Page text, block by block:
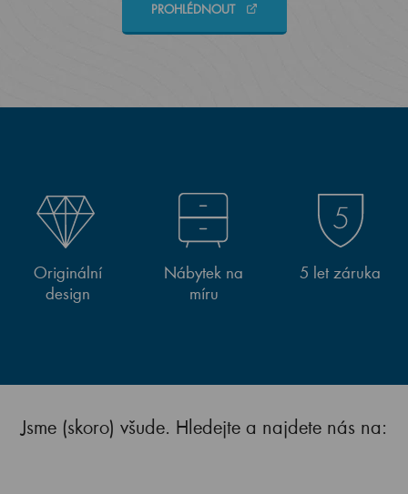
PROHLÉDNOUT
Originální
design
Nábytek na
míru
5 let záruka
Jsme (skoro) všude. Hledejte a najdete nás na: